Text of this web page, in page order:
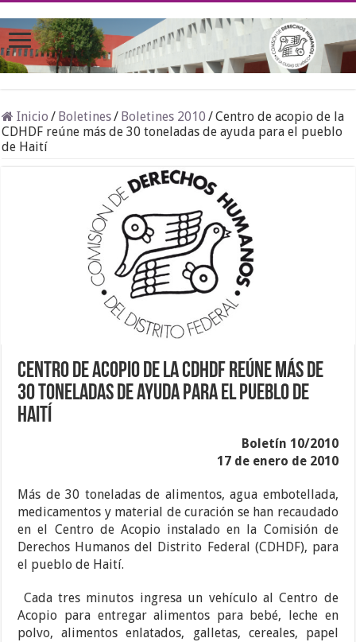
Inicio / Boletines/ Boletines 2010 /Centro de acopio de la
CDHDF reúne más de 30 toneladas de ayuda para el pueblo
de Haití
Centro de acopio de la CDHDF reúne más de
30 toneladas de ayuda para el pueblo de
Haití
Boletín 10/2010
17 de enero de 2010
Más de 30 toneladas de alimentos, agua embotellada,
medicamentos y material de curación se han recaudado
en el Centro de Acopio instalado en la Comisión de
Derechos Humanos del Distrito Federal (CDHDF), para
el pueblo de Haití.
Cada tres minutos ingresa un vehículo al Centro de
Acopio para entregar alimentos para bebé, leche en
polvo, alimentos enlatados, galletas, cereales, papel